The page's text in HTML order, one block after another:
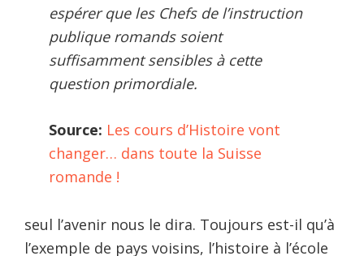
espérer que les Chefs de l’instruction
publique romands soient
suffisamment sensibles à cette
question primordiale.
Source: Les cours d’Histoire vont
changer… dans toute la Suisse
romande !
seul l’avenir nous le dira. Toujours est-il qu’à
l’exemple de pays voisins, l’histoire à l’école